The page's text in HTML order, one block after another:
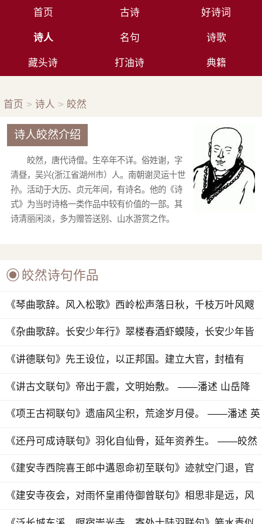
首页 古诗 好诗词
诗人 名句 诗歌
藏头诗 打油诗 典籍
首页 > 诗人 > 皎然
诗人皎然介绍
皎然，唐代诗僧。生卒年不详。俗姓谢，字
清昼，吴兴(浙江省湖州市）人。南朝谢灵运十世
孙。活动于大历、贞元年间，有诗名。他的《诗
式》为当时诗格一类作品中较有价值的一部。其
诗清丽闲淡，多为赠答送别、山水游赏之作。
 皎然诗句作品
《琴曲歌辞。风入松歌》西岭松声落日秋，千枝万叶风飕
飗.美人援琴弄成曲， ...
《杂曲歌辞。长安少年行》翠楼春酒虾蟆陵，长安少年皆
共矜。 纷纷半醉绿槐道，...
《讲德联句》先王设位，以正邦国。建立大官，封植有
德。 ——潘述...
《讲古文联句》帝出于震，文明始敷。 ——潘述 山岳降
气，龟龙负图...
《项王古祠联句》遗庙风尘积，荒途岁月侵。 ——潘述 英
灵今寂寞，容...
《还丹可成诗联句》羽化自仙骨，延年资养生。 ——皎然
金经启灵秘，玉...
《建安寺西院喜王郎中遘恩命初至联句》迹就空门退，官
从画省迁。住持良有愿，朝谒穴无缘。 ...
《建安寺夜会，对雨怀皇甫侍御曾联句》相思非是远，风